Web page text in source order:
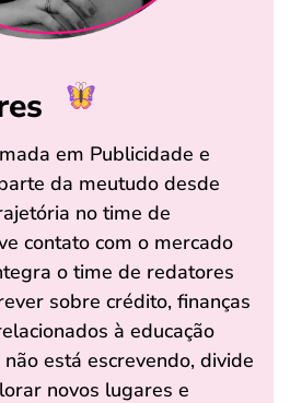
em Publicidade e
da meutudo desde
no time de
contato com o mercado
o time de redatores
sobre crédito, finanças
à educação
está escrevendo, divide
novos lugares e